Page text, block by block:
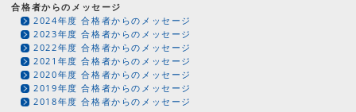
合格者からのメッセージ
2024年度 合格者からのメッセージ
2023年度 合格者からのメッセージ
2022年度 合格者からのメッセージ
2021年度 合格者からのメッセージ
2020年度 合格者からのメッセージ
2019年度 合格者からのメッセージ
2018年度 合格者からのメッセージ